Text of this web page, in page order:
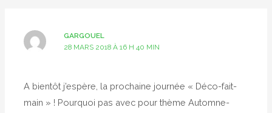
GARGOUEL
28 MARS 2018 À 16 H 40 MIN
A bientôt j’espère, la prochaine journée « Déco-fait-
main » ! Pourquoi pas avec pour thème Automne-